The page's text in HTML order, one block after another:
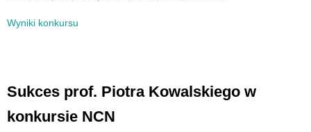
Wyniki konkursu
Sukces prof. Piotra Kowalskiego w
konkursie NCN